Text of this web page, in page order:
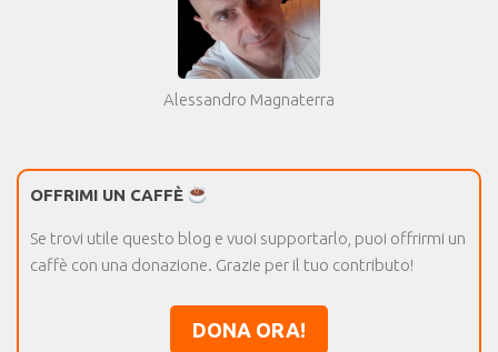
Alessandro Magnaterra
OFFRIMI UN CAFFÈ
Se trovi utile questo blog e vuoi supportarlo, puoi offrirmi un
caffè con una donazione. Grazie per il tuo contributo!
DONA ORA!